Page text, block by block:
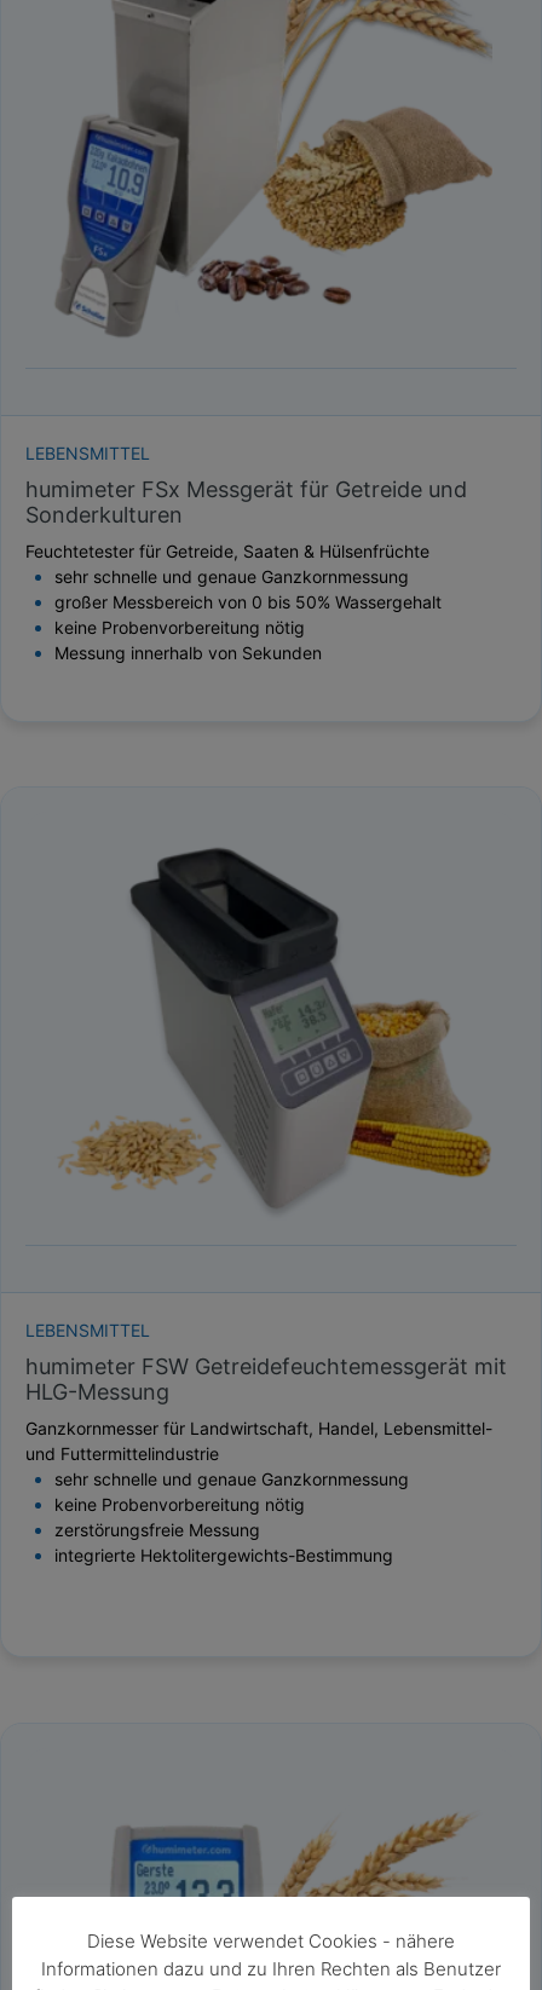
LEBENSMITTEL
humimeter FSx Messgerät für Getreide und
Sonderkulturen
Feuchtetester für Getreide, Saaten & Hülsenfrüchte
sehr schnelle und genaue Ganzkornmessung
großer Messbereich von 0 bis 50% Wassergehalt
keine Probenvorbereitung nötig
Messung innerhalb von Sekunden
LEBENSMITTEL
humimeter FSW Getreidefeuchtemessgerät mit
HLG-Messung
Ganzkornmesser für Landwirtschaft, Handel, Lebensmittel-
und Futtermittelindustrie
sehr schnelle und genaue Ganzkornmessung
keine Probenvorbereitung nötig
zerstörungsfreie Messung
integrierte Hektolitergewichts-Bestimmung
Diese Website verwendet Cookies - nähere
Informationen dazu und zu Ihren Rechten als Benutzer